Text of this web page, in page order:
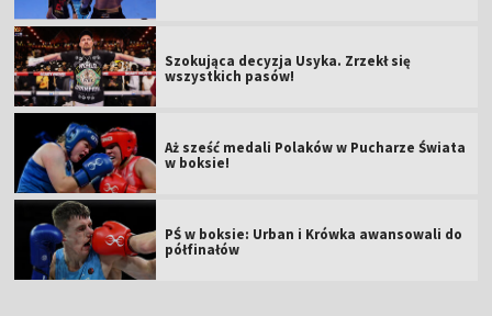
Szokująca decyzja Usyka. Zrzekł się
wszystkich pasów!
Aż sześć medali Polaków w Pucharze Świata
w boksie!
PŚ w boksie: Urban i Krówka awansowali do
półfinałów